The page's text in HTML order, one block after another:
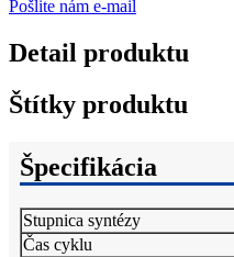
Pošlite nám e-mail
Detail produktu
Štítky produktu
Špecifikácia
Stupnica syntézy
Čas cyklu